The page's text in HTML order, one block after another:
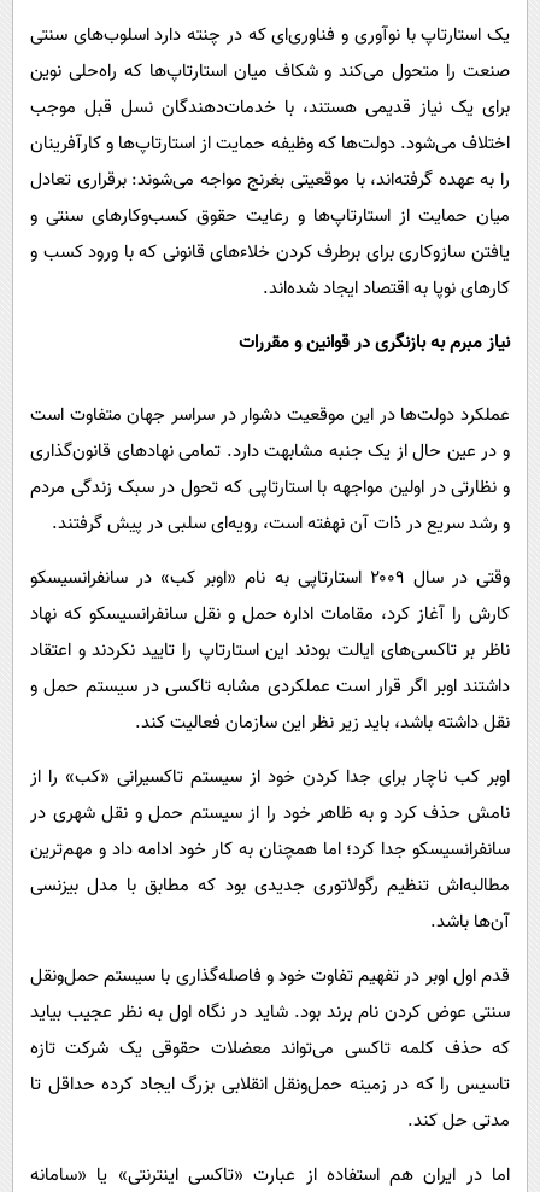
یک استارتاپ با نوآوری و فناوری‌ای که در چنته دارد اسلوب‌های سنتی
صنعت را متحول می‌کند و شکاف میان استارتاپ‌ها که راه‌حلی نوین
برای یک نیاز قدیمی هستند، با خدمات‌دهندگان نسل قبل موجب
اختلاف می‌شود. دولت‌ها که وظیفه حمایت از استارتاپ‌ها و کارآفرینان
را به عهده گرفته‌اند، با موقعیتی بغرنج مواجه می‌شوند: برقراری تعادل
میان حمایت از استارتاپ‌ها و رعایت حقوق کسب‌وکارهای سنتی و
یافتن سازوکاری برای برطرف کردن خلاءهای قانونی که با ورود کسب و
کارهای نوپا به اقتصاد ایجاد شده‌اند.
نیاز مبرم به بازنگری در قوانین و مقررات
عملکرد دولت‌ها در این موقعیت دشوار در سراسر جهان متفاوت است
و در عین حال از یک جنبه مشابهت دارد. تمامی نهادهای قانون‌گذاری
و نظارتی در اولین مواجهه با استارتاپی که تحول در سبک زندگی مردم
و رشد سریع در ذات آن نهفته است، رویه‌‌ای سلبی در پیش گرفتند.
وقتی در سال ۲۰۰۹ استارتاپی به نام «اوبر کب» در سانفرانسیسکو
کارش را آغاز کرد، مقامات اداره حمل و نقل سانفرانسیسکو که نهاد
ناظر بر تاکسی‌های ایالت بودند این استارتاپ را تایید نکردند و اعتقاد
داشتند اوبر اگر قرار است عملکردی مشابه تاکسی در سیستم حمل و
نقل داشته باشد، باید زیر نظر این سازمان فعالیت کند.
اوبر کب ناچار برای جدا کردن خود از سیستم تاکسیرانی «کب» را از
نامش حذف کرد و به ظاهر خود را از سیستم حمل و نقل شهری در
سانفرانسیسکو جدا کرد؛ اما همچنان به کار خود ادامه داد و مهم‌ترین
مطالبه‌اش تنظیم رگولاتوری جدیدی بود که مطابق با مدل بیزنسی
آن‌ها باشد.
قدم اول اوبر در تفهیم تفاوت خود و فاصله‌گذاری با سیستم حمل‌ونقل
سنتی عوض کردن نام برند بود. شاید در نگاه اول به نظر عجیب بیاید
که حذف کلمه تاکسی می‌تواند معضلات حقوقی یک شرکت تازه
تاسیس را که در زمینه حمل‌ونقل انقلابی بزرگ ایجاد کرده حداقل تا
مدتی حل کند.
اما در ایران هم استفاده از عبارت «تاکسی اینترنتی» یا «سامانه